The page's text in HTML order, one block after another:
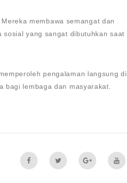
membawa semangat dan
yang sangat dibutuhkan saat
pengalaman langsung di
lembaga dan masyarakat.